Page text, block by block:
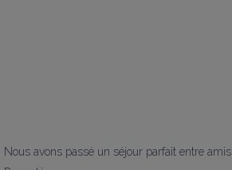
Nous avons passé un séjour parfait entre amis.